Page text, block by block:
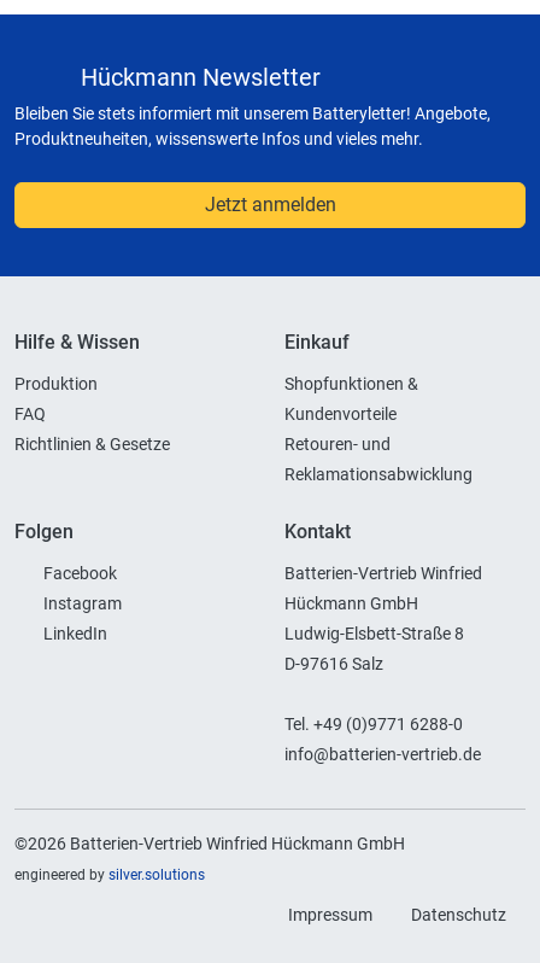
Hückmann Newsletter
Bleiben Sie stets informiert mit unserem Batteryletter! Angebote,
Produktneuheiten, wissenswerte Infos und vieles mehr.
Jetzt anmelden
Hilfe & Wissen
Produktion
FAQ
Richtlinien & Gesetze
Einkauf
Shopfunktionen &
Kundenvorteile
Retouren- und
Reklamationsabwicklung
Folgen
Facebook
Instagram
LinkedIn
Kontakt
Batterien-Vertrieb Winfried
Hückmann GmbH
Ludwig-Elsbett-Straße 8
D-97616 Salz
Tel. +49 (0)9771 6288-0
info@batterien-vertrieb.de
©2026 Batterien-Vertrieb Winfried Hückmann GmbH
engineered by silver.solutions
Impressum Datenschutz